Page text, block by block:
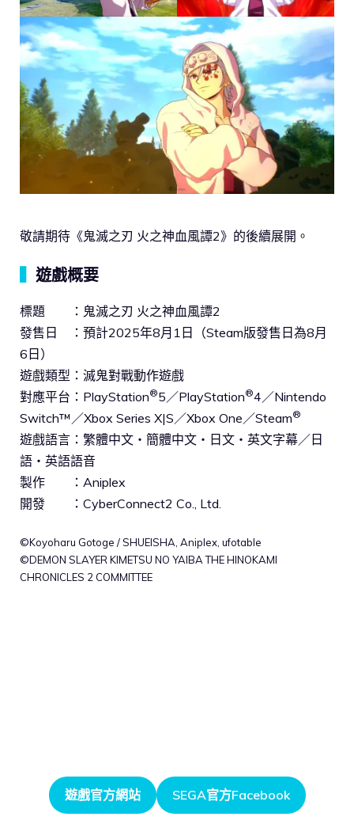
敬請期待《鬼滅之刃 火之神血風譚2》的後續展開。
遊戲概要
標題 ：鬼滅之刃 火之神血風譚2
發售日 ：預計2025年8月1日（Steam版發售日為8月
6日）
遊戲類型：滅鬼對戰動作遊戲
對應平台：PlayStation®5／PlayStation®4／Nintendo
Switch™／Xbox Series X|S／Xbox One／Steam®
遊戲語言：繁體中文・簡體中文・日文・英文字幕／日
語・英語語音
製作 ：Aniplex
開發 ：CyberConnect2 Co., Ltd.
©Koyoharu Gotoge / SHUEISHA, Aniplex, ufotable
©DEMON SLAYER KIMETSU NO YAIBA THE HINOKAMI
CHRONICLES 2 COMMITTEE
遊戲官方網站 SEGA官方Facebook